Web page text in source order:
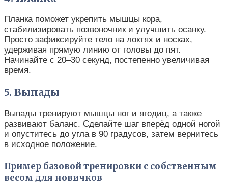
Планка поможет укрепить мышцы кора,
стабилизировать позвоночник и улучшить осанку.
Просто зафиксируйте тело на локтях и носках,
удерживая прямую линию от головы до пят.
Начинайте с 20–30 секунд, постепенно увеличивая
время.
5. Выпады
Выпады тренируют мышцы ног и ягодиц, а также
развивают баланс. Сделайте шаг вперёд одной ногой
и опуститесь до угла в 90 градусов, затем вернитесь
в исходное положение.
Пример базовой тренировки с собственным
весом для новичков